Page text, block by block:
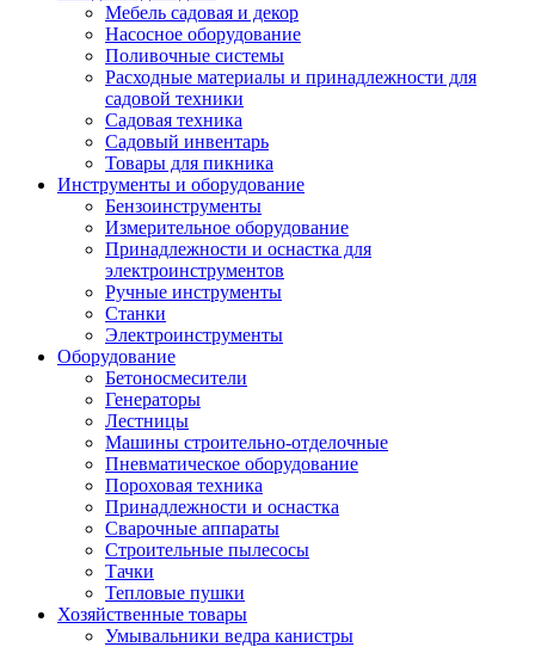
Мебель садовая и декор
Насосное оборудование
Поливочные системы
Расходные материалы и принадлежности для
садовой техники
Садовая техника
Садовый инвентарь
Товары для пикника
Инструменты и оборудование
Бензоинструменты
Измерительное оборудование
Принадлежности и оснастка для
электроинструментов
Ручные инструменты
Станки
Электроинструменты
Оборудование
Бетоносмесители
Генераторы
Лестницы
Машины строительно-отделочные
Пневматическое оборудование
Пороховая техника
Принадлежности и оснастка
Сварочные аппараты
Строительные пылесосы
Тачки
Тепловые пушки
Хозяйственные товары
Умывальники ведра канистры